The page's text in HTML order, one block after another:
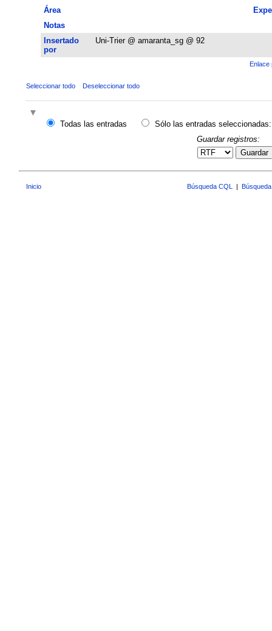
Área
Notas
Insertado
por
Uni-Trier @ amaranta_sg @ 92
Enlace
Seleccionar todo Deseleccionar todo
Todas las entradas
Sólo las entradas seleccionadas:
Guardar registros:
Guardar
Inicio Búsqueda CQL